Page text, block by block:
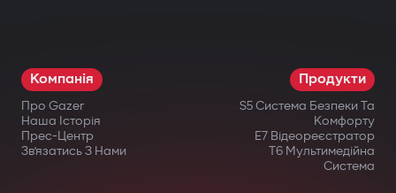
Компанія
Про Gazer
Наша Історія
Прес-Центр
Зв’язатись З Нами
Продукти
S5 Система Безпеки Та
Комфорту
E7 Відеореєстратор
T6 Мультимедійна
Система